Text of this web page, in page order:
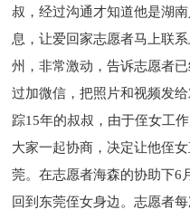
叔，经过沟通才知道他是湖
息，让爱回家志愿者马上联
州，非常激动，告诉志愿者
过加微信，把照片和视频发
踪15年的叔叔，由于侄女工
大家一起协商，决定让他侄
莞。在志愿者海森的协助下6
回到东莞侄女身边。志愿者